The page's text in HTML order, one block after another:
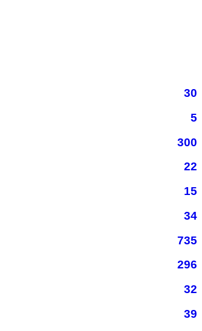
30
5
300
22
15
34
735
296
32
39